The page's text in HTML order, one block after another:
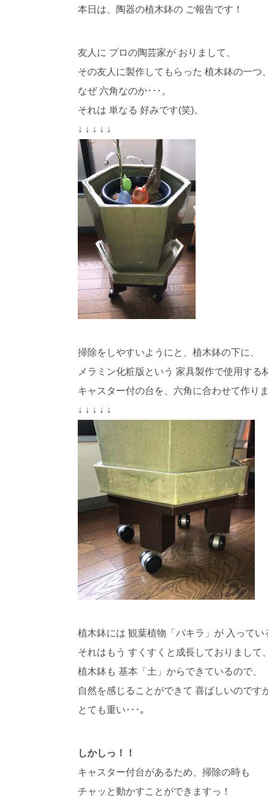
本日は、陶器の植木鉢の ご報告です！
友人に プロの陶芸家が おりまして、
その友人に製作してもらった 植木鉢の一つ
なぜ 六角なのか･･･。
それは 単なる 好みです(笑)。
↓ ↓ ↓ ↓ ↓
掃除をしやすいようにと、植木鉢の下に、
メラミン化粧版という 家具製作で使用する
キャスター付の台を、六角に合わせて作りま
↓ ↓ ↓ ↓ ↓
植木鉢には 観葉植物「パキラ」が 入ってい
それはもう すくすくと成長しておりまして、
植木鉢も 基本「土」からできているので、
自然を感じることができて 喜ばしいのです
とても重い･･･｡
しかしっ！！
キャスター付台があるため、掃除の時も
チャッと動かすことができますっ！